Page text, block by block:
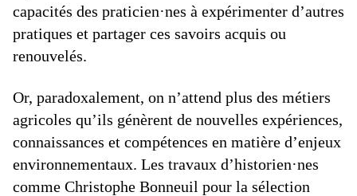
capacités des praticien·nes à expérimenter d’autres
pratiques et partager ces savoirs acquis ou
renouvelés.
Or, paradoxalement, on n’attend plus des métiers
agricoles qu’ils génèrent de nouvelles expériences,
connaissances et compétences en matière d’enjeux
environnementaux. Les travaux d’historien·nes
comme Christophe Bonneuil pour la sélection